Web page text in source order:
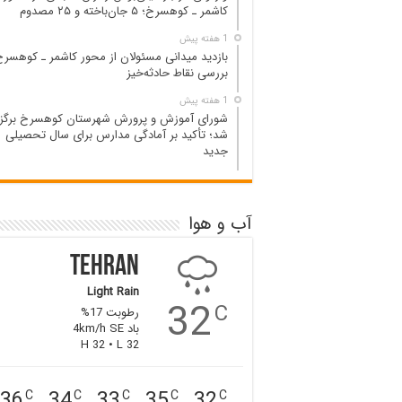
کاشمر ـ کوهسرخ؛ ۵ جان‌باخته و ۲۵ مصدوم
1 هفته پیش
بازدید میدانی مسئولان از محور کاشمر ـ
بررسی نقاط حادثه‌خیز
1 هفته پیش
شورای آموزش و پرورش شهرستان کوهسرخ
شد؛ تأکید بر آمادگی مدارس برای سال تحصیلی
جدید
آب و هوا
32C
Tehran
Light Rain
رطوبت 17%
باد 4km/h SE
H 32 • L 32
C
C
C
C
C